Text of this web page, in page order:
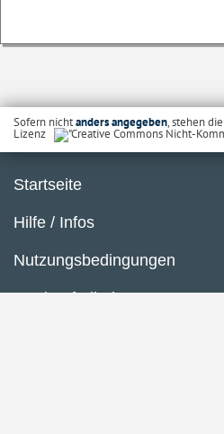
Sofern nichtanders angegeben, stehen
Lizenz
Startseite
Hilfe / Infos
Nutzungsbedingungen
Barrierefreiheit